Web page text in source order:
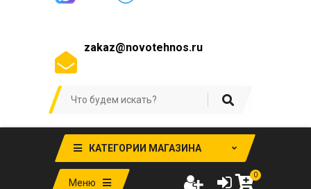
zakaz@novotehnos.ru
КАТЕГОРИИ МАГАЗИНА
Меню
0